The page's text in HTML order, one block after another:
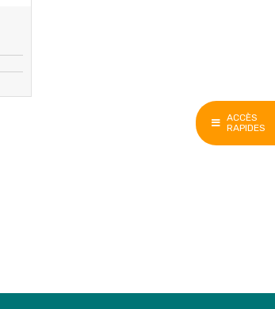
ACCÈS
RAPIDES